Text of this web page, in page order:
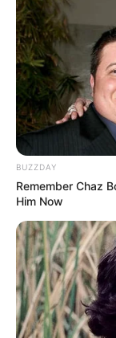
BUZZDAY
Remember Chaz
Him Now